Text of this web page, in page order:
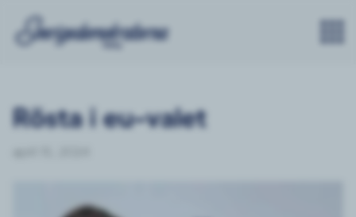
Rösta i eu-valet